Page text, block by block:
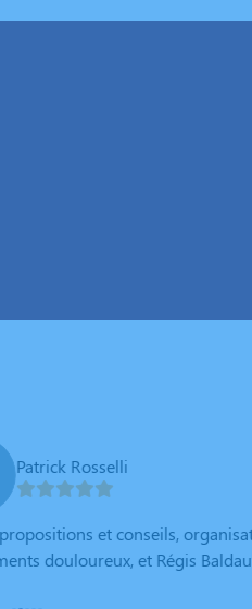
top. C’est très important
sont de vrais